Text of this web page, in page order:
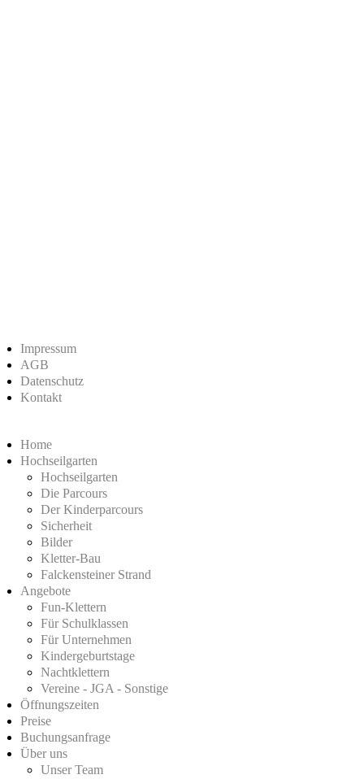
Impressum
AGB
Datenschutz
Kontakt
Home
Hochseilgarten
Hochseilgarten
Die Parcours
Der Kinderparcours
Sicherheit
Bilder
Kletter-Bau
Falckensteiner Strand
Angebote
Fun-Klettern
Für Schulklassen
Für Unternehmen
Kindergeburtstage
Nachtklettern
Vereine - JGA - Sonstige
Öffnungszeiten
Preise
Buchungsanfrage
Über uns
Unser Team